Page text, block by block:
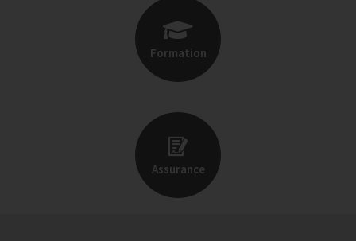
Formation
Assurance